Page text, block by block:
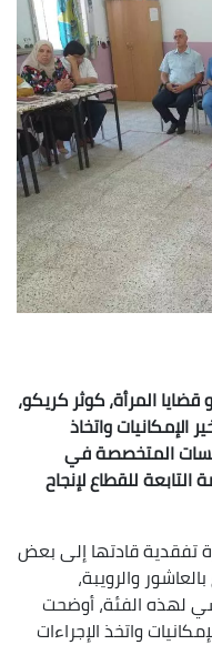
المرأة، كوثر كريكو،
واتخاذ
المتخصصة في
للقطاع لإنجاح
قادتها إلى بعض
والرويبة،
لهذه الفئة، أوضحت
واتخذ الإجراءات